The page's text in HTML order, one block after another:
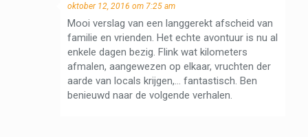
oktober 12, 2016 om 7:25 am
Mooi verslag van een langgerekt afscheid van
familie en vrienden. Het echte avontuur is nu al
enkele dagen bezig. Flink wat kilometers
afmalen, aangewezen op elkaar, vruchten der
aarde van locals krijgen,… fantastisch. Ben
benieuwd naar de volgende verhalen.